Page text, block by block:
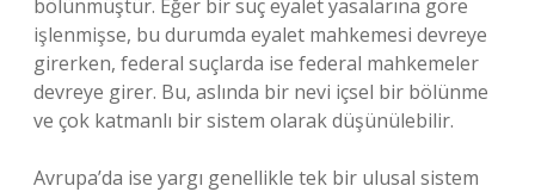
bölünmüştür. Eğer bir suç eyalet yasalarına göre
işlenmişse, bu durumda eyalet mahkemesi devreye
girerken, federal suçlarda ise federal mahkemeler
devreye girer. Bu, aslında bir nevi içsel bir bölünme
ve çok katmanlı bir sistem olarak düşünülebilir.
Avrupa’da ise yargı genellikle tek bir ulusal sistem